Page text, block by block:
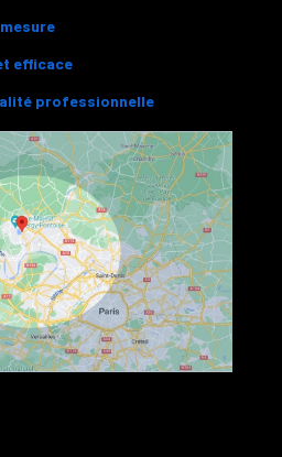
efficace
professionnelle